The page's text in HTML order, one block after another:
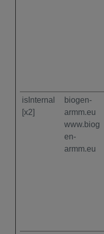
isInternal
[x2]
biogen-
armm.eu
www.biog
en-
armm.eu